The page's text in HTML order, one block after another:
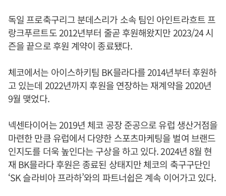
독일 프로축구리그 분데스리가 소속 팀인 아인트라흐트 프
랑크푸르트도 2012년부터 줄곧 후원해왔지만 2023/24 시
즌을 끝으로 후원 계약이 종료됐다.
체코에서는 아이스하키팀 BK믈라다를 2014년부터 후원하
고 있는데 2022년까지 후원을 연장하는 재계약을 2020년
9월 맺었다.
넥센타이어는 2019년 체코 공장 준공으로 유럽 생산거점을
마련한 만큼 유럽에서 다양한 스포츠마케팅을 벌여 브랜드
인지도를 더욱 높인다는 구상을 하고 있다. 2024년 8월 현
재 BK믈라다 후원은 종료된 상태지만 체코의 축구구단인
‘SK 슬라비아 프라하’와의 파트너쉽은 계속 이어가고 있다.